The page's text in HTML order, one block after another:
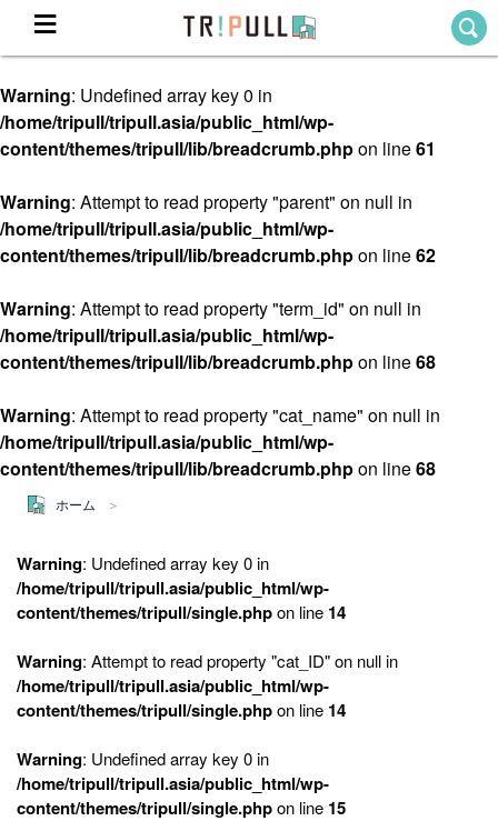
ホーム
Theme
テーマから探す
TRIPULLブログ
About
私たちについて
Warning: Undefined array key 0 in
/home/tripull/tripull.asia/public_html/wp-
content/themes/tripull/lib/breadcrumb.phpon line61
Warning: Attempt to read property "parent" on null in
/home/tripull/tripull.asia/public_html/wp-
content/themes/tripull/lib/breadcrumb.phpon line62
Warning: Attempt to read property "term_id" on null in
/home/tripull/tripull.asia/public_html/wp-
content/themes/tripull/lib/breadcrumb.phpon line68
Warning: Attempt to read property "cat_name" on null in
/home/tripull/tripull.asia/public_html/wp-
content/themes/tripull/lib/breadcrumb.phpon line68
ホーム
Warning: Undefined array key 0 in
/home/tripull/tripull.asia/public_html/wp-
content/themes/tripull/single.phpon line 14
Warning: Attempt to read property "cat_ID" on null in
/home/tripull/tripull.asia/public_html/wp-
content/themes/tripull/single.phpon line 14
Warning: Undefined array key 0 in
/home/tripull/tripull.asia/public_html/wp-
content/themes/tripull/single.phpon line 15